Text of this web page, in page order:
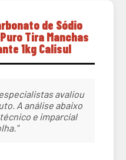
de Sódio
Tira Manchas
1kg Calisul
avaliou
A análise abaixo
e imparcial